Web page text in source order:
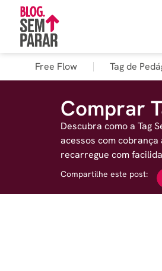
Free Flow Tag de
Comprar
Descubra como a Tag
acessos com
recarregue com
Compartilhe este post: